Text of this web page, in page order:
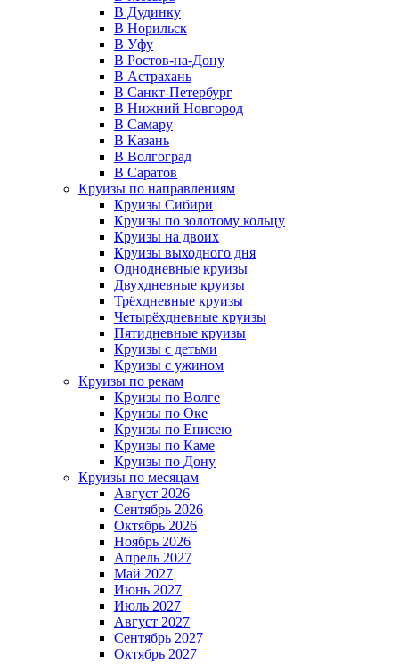
В Дудинку
В Норильск
В Уфу
В Ростов-на-Дону
В Астрахань
В Санкт-Петербург
В Нижний Новгород
В Самару
В Казань
В Волгоград
В Саратов
Круизы по направлениям
Круизы Сибири
Круизы по золотому кольцу
Круизы на двоих
Круизы выходного дня
Однодневные круизы
Двухдневные круизы
Трёхдневные круизы
Четырёхдневные круизы
Пятидневные круизы
Круизы с детьми
Круизы с ужином
Круизы по рекам
Круизы по Волге
Круизы по Оке
Круизы по Енисею
Круизы по Каме
Круизы по Дону
Круизы по месяцам
Август 2026
Сентябрь 2026
Октябрь 2026
Ноябрь 2026
Апрель 2027
Май 2027
Июнь 2027
Июль 2027
Август 2027
Сентябрь 2027
Октябрь 2027